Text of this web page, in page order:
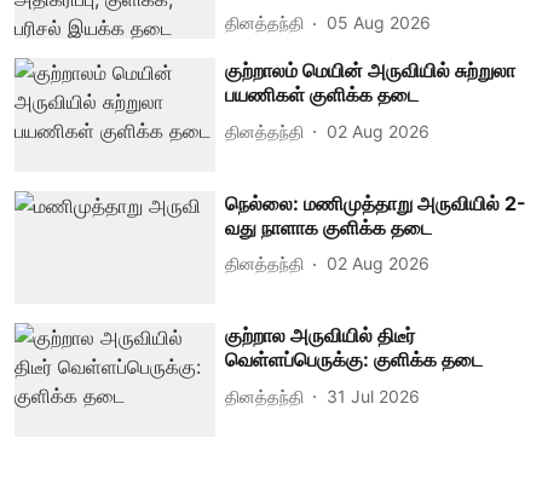
தினத்தந்தி 05 Aug 2026
குற்றாலம் மெயின் அருவியில் சுற்றுலா
பயணிகள் குளிக்க தடை
தினத்தந்தி 02 Aug 2026
நெல்லை: மணிமுத்தாறு அருவியில் 2-
வது நாளாக குளிக்க தடை
தினத்தந்தி 02 Aug 2026
குற்றால அருவியில் திடீர்
வெள்ளப்பெருக்கு: குளிக்க தடை
தினத்தந்தி 31 Jul 2026